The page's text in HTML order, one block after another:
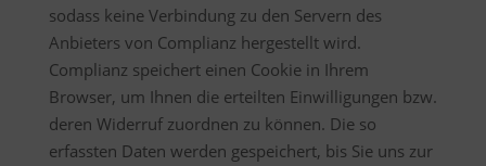
sodass keine Verbindung zu den Servern des
Anbieters von Complianz hergestellt wird.
Complianz speichert einen Cookie in Ihrem
Browser, um Ihnen die erteilten Einwilligungen bzw.
deren Widerruf zuordnen zu können. Die so
erfassten Daten werden gespeichert, bis Sie uns zur